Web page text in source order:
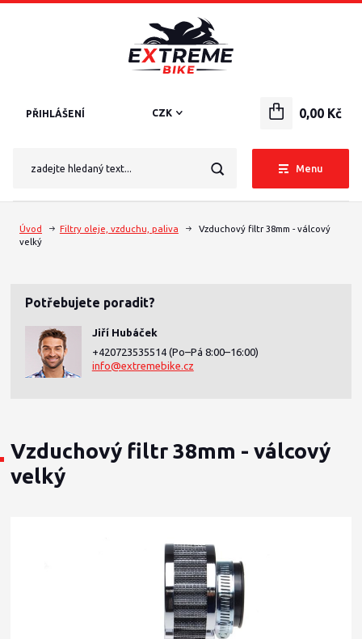
Menu
CZK
PŘIHLÁŠENÍ 0,00 Kč
Úvod Filtry oleje, vzduchu, paliva
Vzduchový filtr 38mm - válcový
velký
Potřebujete poradit?
Jiří Hubáček
+420723535514 (Po–Pá 8:00–16:00)
info@extremebike.cz
Vzduchový filtr 38mm - válcový
velký